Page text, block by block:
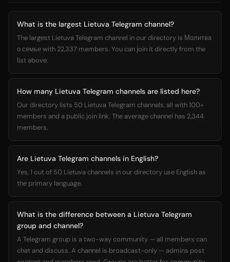
What is the largest Lietuva Telegram channel?
The largest Lietuva Telegram channel in our directory is Молитва
о семье with 22,337 members. You can join it directly from the
list above.
How many Lietuva Telegram channels are listed here?
Our directory lists 50 Lietuva Telegram channels, all with 100+
members and a public join link. The average channel has 2,344
members.
Are Lietuva Telegram channels in English?
Yes, 1 out of 50 Lietuva channels in our directory use English as
the primary language.
What is the difference between a Lietuva Telegram
group and channel?
A Telegram group is a two-way community — all members can
chat and discuss. A channel is broadcast-only — admins post